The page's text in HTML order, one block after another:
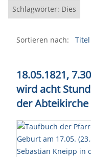
Schlagwörter: Dies
Sortieren nach: Titel
18.05.1821,
wird acht
der